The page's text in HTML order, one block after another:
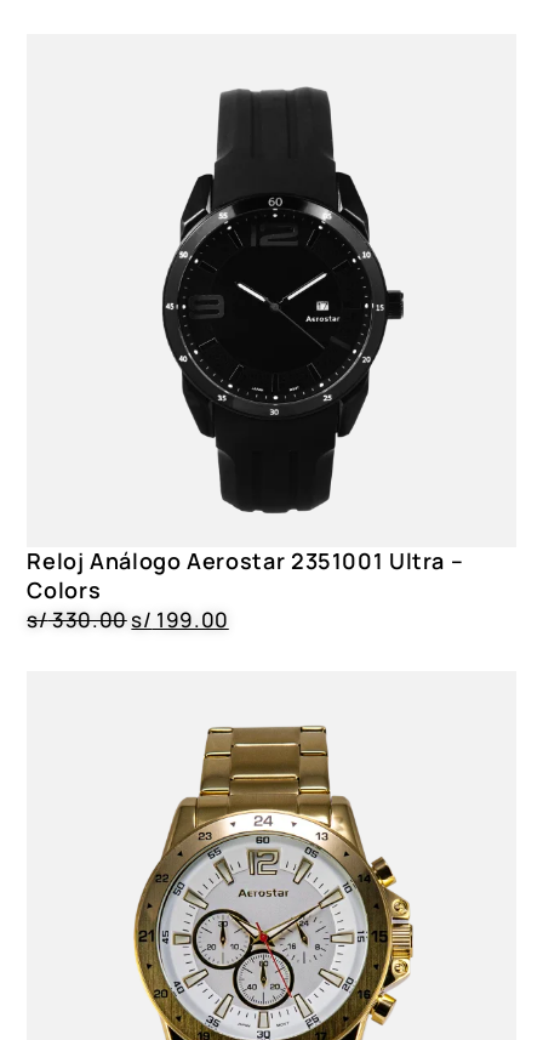
Reloj Análogo Aerostar 2351001 Ultra –
Colors
s/330.00s/ 199.00